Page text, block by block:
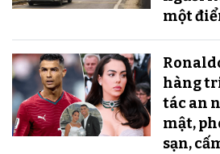
một
hàng
tác an
mật,
sạn,